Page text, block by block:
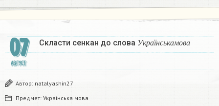
07
АВГУСТ
Скласти сенкан до слова У кр а їн с ькамо в а
Українс ькамов
Автор: natalyashin27
Предмет: Українська мова